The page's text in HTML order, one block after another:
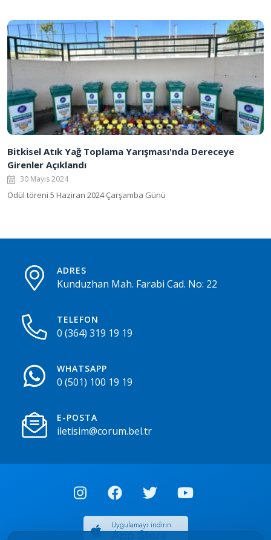
Bitkisel Atık Yağ Toplama Yarışması'nda Dereceye
Girenler Açıklandı
30 Mayıs 2024
Ödül töreni 5 Haziran 2024 Çarşamba Günü
ADRES
Kunduzhan Mah. Farabi Cad. No: 22
TELEFON
0 (364) 319 19 19
WHATSAPP
0 (501) 100 19 19
E-POSTA
iletisim@corum.bel.tr
Uygulamayı indirin
App Store